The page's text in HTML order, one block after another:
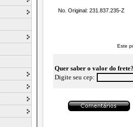
No. Original: 231.837.235-Z
Este
Quer saber o valor do
Digite seu cep: